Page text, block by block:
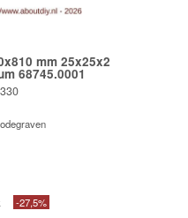
mm 25x25x2
68745.0001
-27,5%